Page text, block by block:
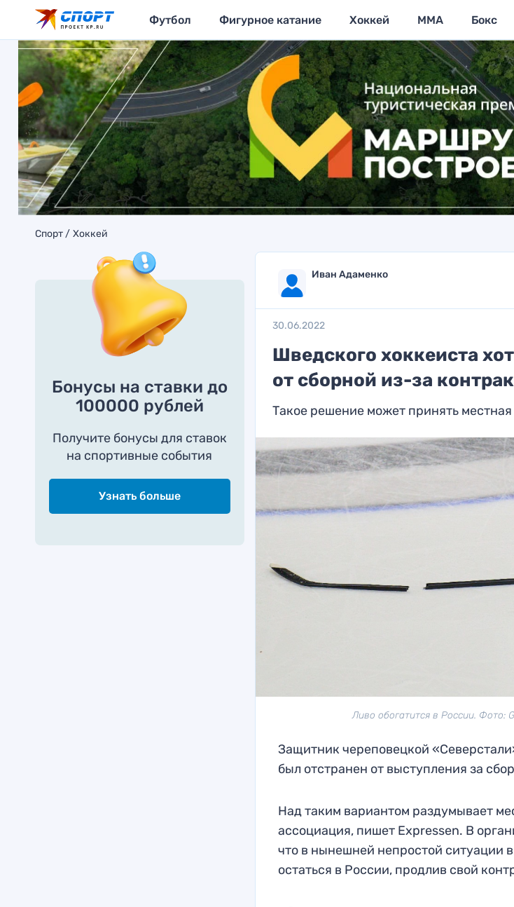
Футбол Фигурное катание Хоккей MMA Бокс
Спорт Хоккей
Бонусы на ставки до
100000 рублей
Получите бонусы для ставок
на спортивные события
Узнать больше
Иван Адаменко
30.06.2022
Шведского хоккеиста
от сборной из-за
Такое решение может принять
Ливо обогатится в России. Фото:
Защитник череповецкой
был отстранен от выступления за
Над таким вариантом раздумывает
ассоциация, пишет Expressen. В
что в нынешней непростой ситуации
остаться в России, продлив свой